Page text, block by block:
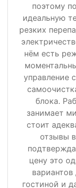
поэтому
идеальную
резких
нём есть
управление
блока.
занимает
стоит
отзывы
цену это
вариантов
гостиной и